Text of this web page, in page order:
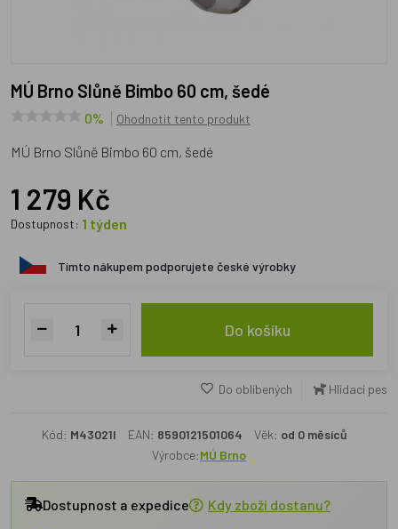
MÚ Brno Slůně Bimbo 60 cm, šedé
0% Ohodnotit tento produkt
MÚ Brno Slůně Bimbo 60 cm, šedé
1 279 Kč
Dostupnost: 1 týden
Tímto nákupem podporujete české výrobky
Do košíku
Do oblíbených Hlídací pes
Kód: M43021I EAN: 8590121501064 Věk: od 0 měsíců
Výrobce:MÚ Brno
Dostupnost a expedice Kdy zboží dostanu?